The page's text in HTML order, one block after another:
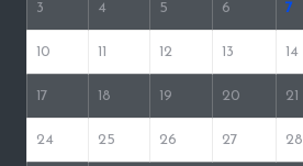
3 4 5 6 7
10 11 12 13 14
17 18 19 20 21
24 25 26 27 28